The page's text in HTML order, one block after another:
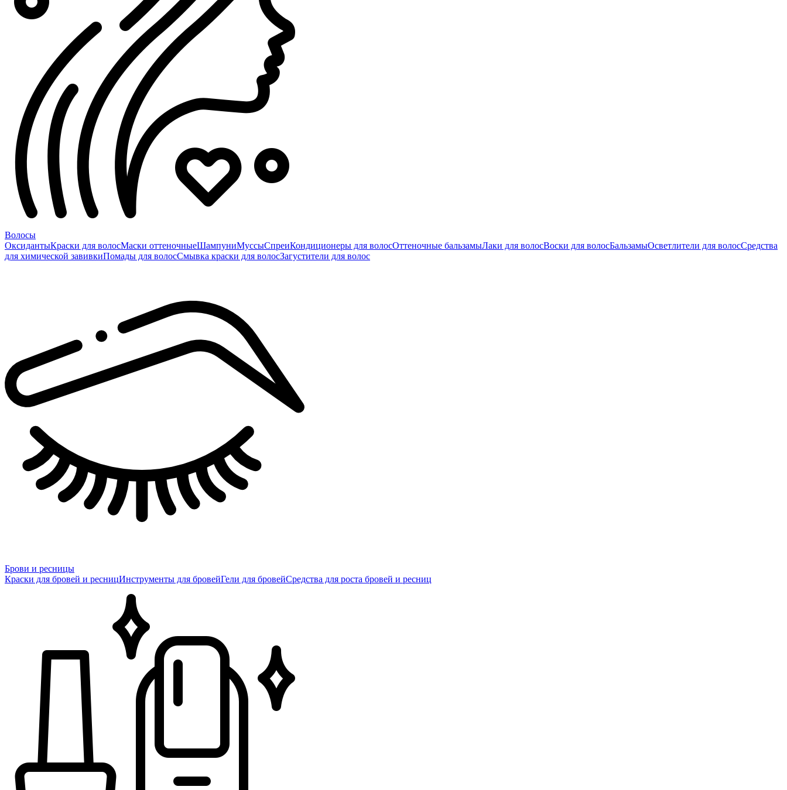
Волосы
ОксидантыКраски для волосМаски оттеночныеШампуниМуссыСпреиКондиционеры для волосОттеночные бальзамыЛаки для волосВоски для волосБальзамыОсветлители для волосСредства
для химической завивкиПомады для волосСмывка краски для волосЗагустители для волос
Брови и ресницы
Краски для бровей и ресницИнструменты для бровейГели для бровейСредства для роста бровей и ресниц